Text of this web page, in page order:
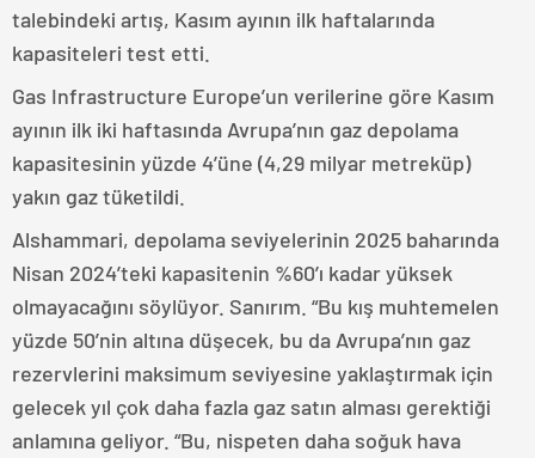
talebindeki artış, Kasım ayının ilk haftalarında
kapasiteleri test etti.
Gas Infrastructure Europe’un verilerine göre Kasım
ayının ilk iki haftasında Avrupa’nın gaz depolama
kapasitesinin yüzde 4’üne (4,29 milyar metreküp)
yakın gaz tüketildi.
Alshammari, depolama seviyelerinin 2025 baharında
Nisan 2024’teki kapasitenin %60’ı kadar yüksek
olmayacağını söylüyor. Sanırım. “Bu kış muhtemelen
yüzde 50’nin altına düşecek, bu da Avrupa’nın gaz
rezervlerini maksimum seviyesine yaklaştırmak için
gelecek yıl çok daha fazla gaz satın alması gerektiği
anlamına geliyor. “Bu, nispeten daha soğuk hava